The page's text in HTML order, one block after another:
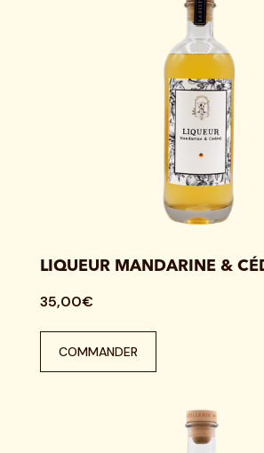
LIQUEUR MANDARINE &
35,00€
COMMANDER